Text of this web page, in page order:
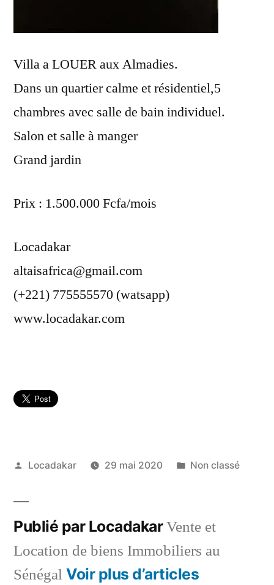
Villa a LOUER aux Almadies.
Dans un quartier calme et résidentiel,5
chambres avec salle de bain individuel.
Salon et salle à manger
Grand jardin
Prix : 1.500.000 Fcfa/mois
Locadakar
altaisafrica@gmail.com
(+221) 775555570 (watsapp)
www.locadakar.com
Publié
Locadakar 29 mai 2020
Publié
Non classé
Publié par LocadakarVente et
Location de biens Immobiliers au
Sénégal Voir plus d’articles